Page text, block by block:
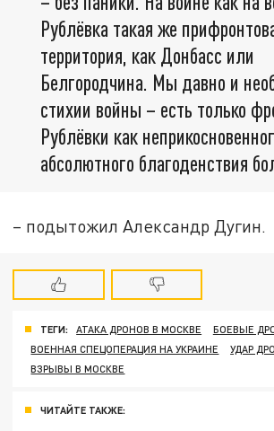
Рублёвка такая же
территория, как Донбасс или
Белгородчина. Мы давно и
стихии войны – есть только
Рублёвки как
абсолютного благоденствия
– подытожил Александр Дугин.
ТЕГИ: АТАКА ДРОНОВ В МОСКВЕ
БОЕВЫЕ
ВОЕННАЯ СПЕЦОПЕРАЦИЯ НА УКРАИНЕ
УДАР
ВЗРЫВЫ В МОСКВЕ
ЧИТАЙТЕ ТАКЖЕ: